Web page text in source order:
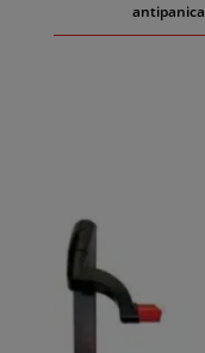
antipanica